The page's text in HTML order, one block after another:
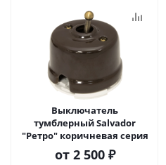
Выключатель
тумблерный Salvador
"Ретро" коричневая серия
от 2 500 ₽